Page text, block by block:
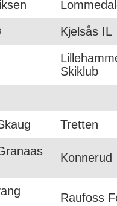
Kjelsås IL
Skiklub
Tretten
Konnerud
Raufoss